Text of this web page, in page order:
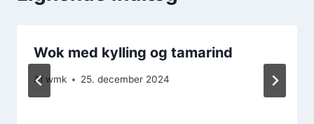
Wok med kylling og tamarind
Af wmk 25. december 2024